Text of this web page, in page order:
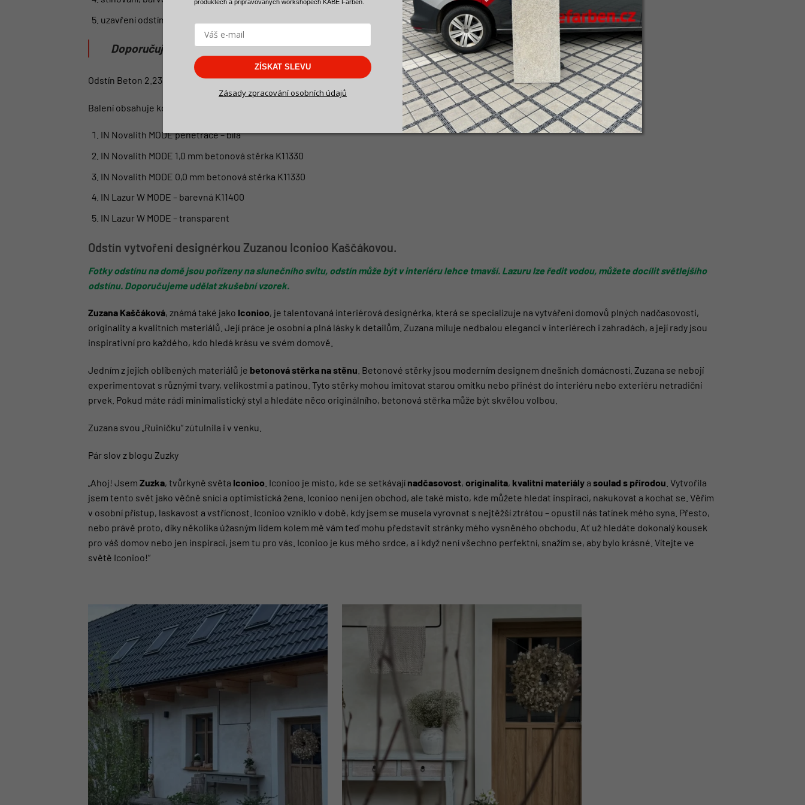
uzavření odstínu – Lazur MODE W – transparent
Doporučujeme si doma udělat zkušební vzorek!
Odstín Beton 2.23 RUINIČKA pro aplikaci betonové stěrky na stěnu do interiéru.
Balení obsahuje kompletní skladbu betonové stěrky na stěnu Beton 2.23 RUINIČKA:
IN Novalith MODE penetrace – bílá
IN Novalith MODE 1,0 mm betonová stěrka K11330
IN Novalith MODE 0,0 mm betonová stěrka K11330
IN Lazur W MODE – barevná K11400
IN Lazur W MODE – transparent
Odstín vytvoření designérkou Zuzanou Iconioo Kaščákovou.
Fotky odstínu na domě jsou pořízeny na slunečního svitu, odstín může být v interiéru lehce tmavší. Lazuru lze ředit vodou, můžete docílit světlejšího
odstínu. Doporučujeme udělat zkušební vzorek.
Zuzana Kaščáková, známá také jako Iconioo, je talentovaná interiérová designérka, která se specializuje na vytváření domovů plných nadčasovosti,
originality a kvalitních materiálů. Její práce je osobní a plná lásky k detailům. Zuzana miluje nedbalou eleganci v interiérech i zahradách, a její rady jsou
inspirativní pro každého, kdo hledá krásu ve svém domově.
Jedním z jejích oblíbených materiálů je betonová stěrka na stěnu . Betonové stěrky jsou moderním designem dnešních domácností. Zuzana se nebojí
experimentovat s různými tvary, velikostmi a patinou. Tyto stěrky mohou imitovat starou omítku nebo přinést do interiéru nebo exteriéru netradiční
prvek. Pokud máte rádi minimalistický styl a hledáte něco originálního, betonová stěrka může být skvělou volbou.
Zuzana svou „Ruiničku“ zútulnila i v venku.
Pár slov z blogu Zuzky
„Ahoj! Jsem Zuzka, tvůrkyně světa Iconioo . Iconioo je místo, kde se setkávají nadčasovost, originalita, kvalitní materiály a soulad s přírodou . Vytvořila
jsem tento svět jako věčně snící a optimistická žena. Iconioo není jen obchod, ale také místo, kde můžete hledat inspiraci, nakukovat a kochat se. Věřím
v osobní přístup, laskavost a vstřícnost. Iconioo vzniklo v době, kdy jsem se musela vyrovnat s nejtěžší ztrátou – opustil nás tatínek mého syna. Přesto,
nebo právě proto, díky několika úžasným lidem kolem mě vám teď mohu představit stránky mého vysněného obchodu. Ať už hledáte dokonalý kousek
pro váš domov nebo jen inspiraci, jsem tu pro vás. Iconioo je kus mého srdce, a i když není všechno perfektní, snažím se, aby bylo krásné. Vítejte ve
světě Iconioo!“
produktech a připravovaných workshopech KABE Farben.
ZÍSKAT SLEVU
Zásady zpracování osobních údajů